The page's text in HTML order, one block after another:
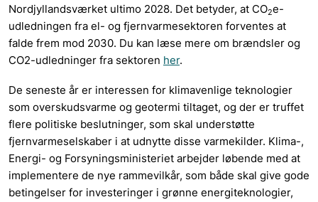
Nordjyllandsværket ultimo 2028. Det betyder, at CO2e-
udledningen fra el- og fjernvarmesektoren forventes at
falde frem mod 2030. Du kan læse mere om brændsler og
CO2-udledninger fra sektoren her.
De seneste år er interessen for klimavenlige teknologier
som overskudsvarme og geotermi tiltaget, og der er truffet
flere politiske beslutninger, som skal understøtte
fjernvarmeselskaber i at udnytte disse varmekilder. Klima-,
Energi- og Forsyningsministeriet arbejder løbende med at
implementere de nye rammevilkår, som både skal give gode
betingelser for investeringer i grønne energiteknologier,